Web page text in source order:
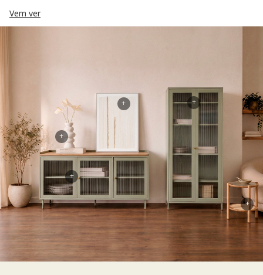
Vem ver
+
+
+
+
+